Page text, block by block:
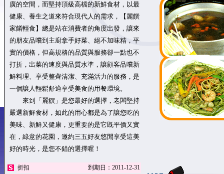
廣的空間，而堅持頂級高檔的新鮮食材，以最
健康、養生之道來符合現代人的需求，【麗饌
家餚輕食】總是站在消費者的角度出發，讓來
的朋友品嚐到主廚拿手好菜、絕不加味精，平
實的價格，但高規格的品質與服務卻一點也不
打折，出菜的速度與品質水準，讓顧客品嚐新
鮮料理、享受整齊清潔、充滿活力的服務，是
一個讓人輕鬆舒適享受美食的用餐環境。
來到「麗饌」是您最好的選擇，老闆堅持
嚴選新鮮食材，如此的用心都是為了讓您吃的
美味、新鮮又健康，更重要的是它既平價又實
在，綠意的花園，邀約三五好友悠閒享受這美
好的時光，是您不錯的選擇喔！
折扣
到期日：2011-12-31